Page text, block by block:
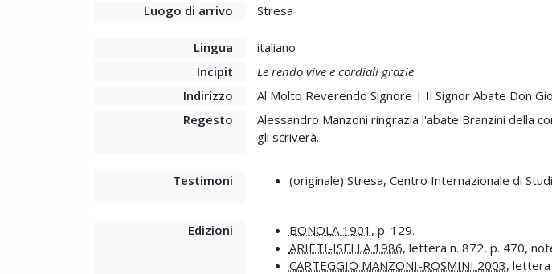
Luogo di arrivo
Stresa
Lingua
italiano
Incipit
Le rendo vive e cordiali grazie
Indirizzo
Al Molto Reverendo Signore | Il Signor Abate Don
Regesto
Alessandro Manzoni ringrazia l'abate Branzini della
gli scriverà.
Testimoni (originale) Stresa, Centro Internazionale di
Edizioni BONOLA 1901 , p. 129.
ARIETI-ISELLA 1986, lettera n. 872, p. 470,
CARTEGGIO MANZONI-ROSMINI 2003,